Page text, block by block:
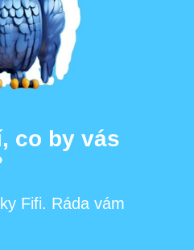
co by vás
Fifi. Ráda vám